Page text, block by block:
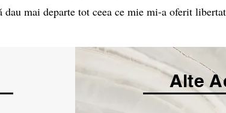
mai departe tot ceea ce mie mi-a oferit
Alte